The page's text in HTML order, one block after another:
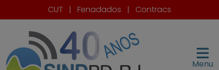
CUT | Fenadados | Contracs
Menu